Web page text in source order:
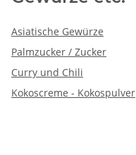
Asiatische Gewürze
Palmzucker / Zucker
Curry und Chili
Kokoscreme - Kokospulver